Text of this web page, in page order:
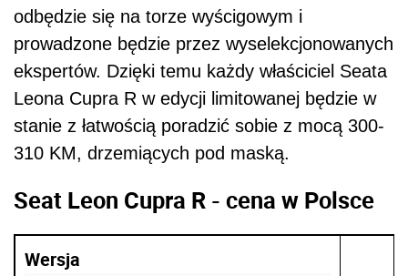
odbędzie się na torze wyścigowym i
prowadzone będzie przez wyselekcjonowanych
ekspertów. Dzięki temu każdy właściciel Seata
Leona Cupra R w edycji limitowanej będzie w
stanie z łatwością poradzić sobie z mocą 300-
310 KM, drzemiących pod maską.
Seat Leon Cupra R - cena w Polsce
Wersja